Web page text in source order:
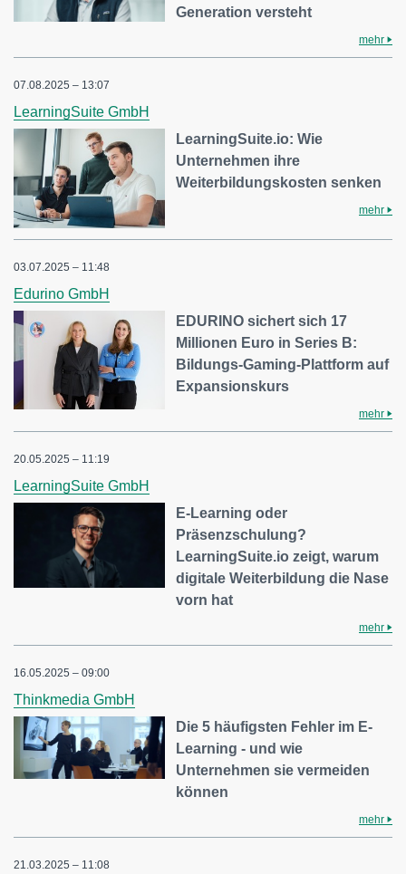
Generation versteht
mehr
07.08.2025 – 13:07
LearningSuite GmbH
LearningSuite.io: Wie
Unternehmen ihre
Weiterbildungskosten senken
mehr
03.07.2025 – 11:48
Edurino GmbH
EDURINO sichert sich 17
Millionen Euro in Series B:
Bildungs-Gaming-Plattform auf
Expansionskurs
mehr
20.05.2025 – 11:19
LearningSuite GmbH
E-Learning oder
Präsenzschulung?
LearningSuite.io zeigt, warum
digitale Weiterbildung die Nase
vorn hat
mehr
16.05.2025 – 09:00
Thinkmedia GmbH
Die 5 häufigsten Fehler im E-
Learning - und wie
Unternehmen sie vermeiden
können
mehr
21.03.2025 – 11:08